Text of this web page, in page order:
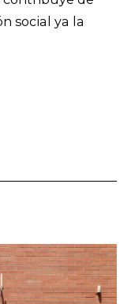
social ya la